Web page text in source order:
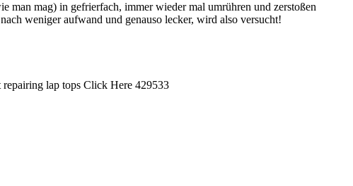
man mag) in gefrierfach, immer wieder mal umrühren und zerstoßen
weniger aufwand und genauso lecker, wird also versucht!
lap tops Click Here 429533